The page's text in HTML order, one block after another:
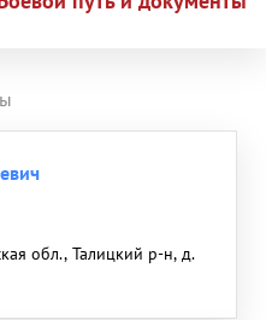
обл., Талицкий р-н, д.